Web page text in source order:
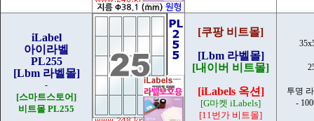
iLabel
아이라벨
PL255
[Lbm 라벨몰]
-
[스마트스토어]
비트몰 PL255
[쿠팡 비트몰]
[Lbm 라벨몰]
[내이버 비트몰]
[iLabels 옥션]
[G마켓 iLabels]
[11번가 비트몰]
투명
-